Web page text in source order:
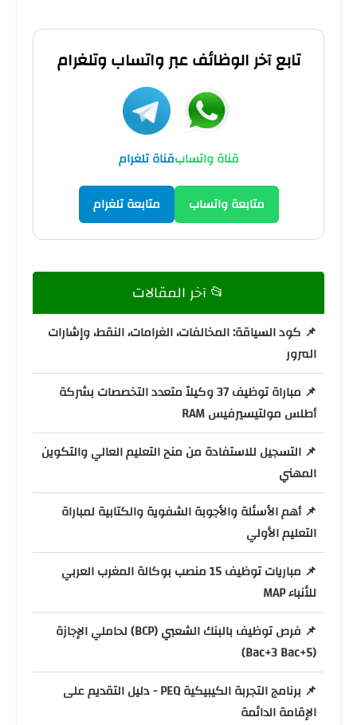
تابع آخر الوظائف عبر واتساب وتلغرام
قناة واتسابقناة تلغرام
متابعة واتساب متابعة تلغرام
📂 آخر المقالات
📌 كود السياقة: المخالفات، الغرامات، النقط، وإشارات
المرور
📌 مباراة توظيف 37 وكيلاً متعدد التخصصات بشركة
أطلس مولتيسيرفيس RAM
📌 التسجيل للاستفادة من منح التعليم العالي والتكوين
المهني
📌 أهم الأسئلة والأجوبة الشفوية والكتابية لمباراة
التعليم الأولي
📌 مباريات توظيف 15 منصب بوكالة المغرب العربي
للأنباء MAP
📌 فرص توظيف بالبنك الشعبي (BCP) لحاملي الإجازة
(Bac+3 Bac+5)
📌 برنامج التجربة الكيبيكية PEQ - دليل التقديم على
الإقامة الدائمة